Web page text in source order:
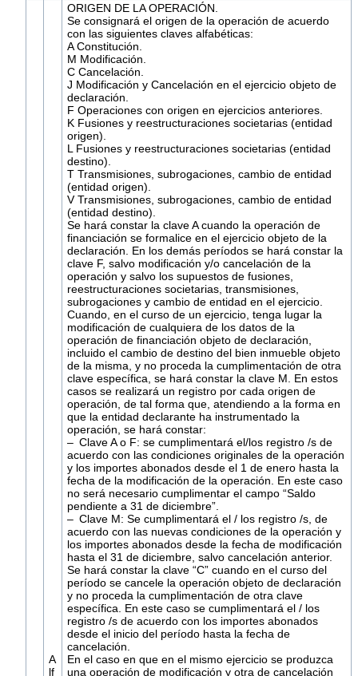
A
lf
ORIGEN DE LA OPERACIÓN.
Se consignará el origen de la operación de acuerdo
con las siguientes claves alfabéticas:
A Constitución.
M Modificación.
C Cancelación.
J Modificación y Cancelación en el ejercicio objeto de
declaración.
F Operaciones con origen en ejercicios anteriores.
K Fusiones y reestructuraciones societarias (entidad
origen).
L Fusiones y reestructuraciones societarias (entidad
destino).
T Transmisiones, subrogaciones, cambio de entidad
(entidad origen).
V Transmisiones, subrogaciones, cambio de entidad
(entidad destino).
Se hará constar la clave A cuando la operación de
financiación se formalice en el ejercicio objeto de la
declaración. En los demás períodos se hará constar la
clave F, salvo modificación y/o cancelación de la
operación y salvo los supuestos de fusiones,
reestructuraciones societarias, transmisiones,
subrogaciones y cambio de entidad en el ejercicio.
Cuando, en el curso de un ejercicio, tenga lugar la
modificación de cualquiera de los datos de la
operación de financiación objeto de declaración,
incluido el cambio de destino del bien inmueble objeto
de la misma, y no proceda la cumplimentación de otra
clave específica, se hará constar la clave M. En estos
casos se realizará un registro por cada origen de
operación, de tal forma que, atendiendo a la forma en
que la entidad declarante ha instrumentado la
operación, se hará constar:
– Clave A o F: se cumplimentará el/los registro /s de
acuerdo con las condiciones originales de la operación
y los importes abonados desde el 1 de enero hasta la
fecha de la modificación de la operación. En este caso
no será necesario cumplimentar el campo “Saldo
pendiente a 31 de diciembre”.
– Clave M: Se cumplimentará el / los registro /s, de
acuerdo con las nuevas condiciones de la operación y
los importes abonados desde la fecha de modificación
hasta el 31 de diciembre, salvo cancelación anterior.
Se hará constar la clave “C” cuando en el curso del
período se cancele la operación objeto de declaración
y no proceda la cumplimentación de otra clave
específica. En este caso se cumplimentará el / los
registro /s de acuerdo con los importes abonados
desde el inicio del período hasta la fecha de
cancelación.
En el caso en que en el mismo ejercicio se produzca
una operación de modificación y otra de cancelación